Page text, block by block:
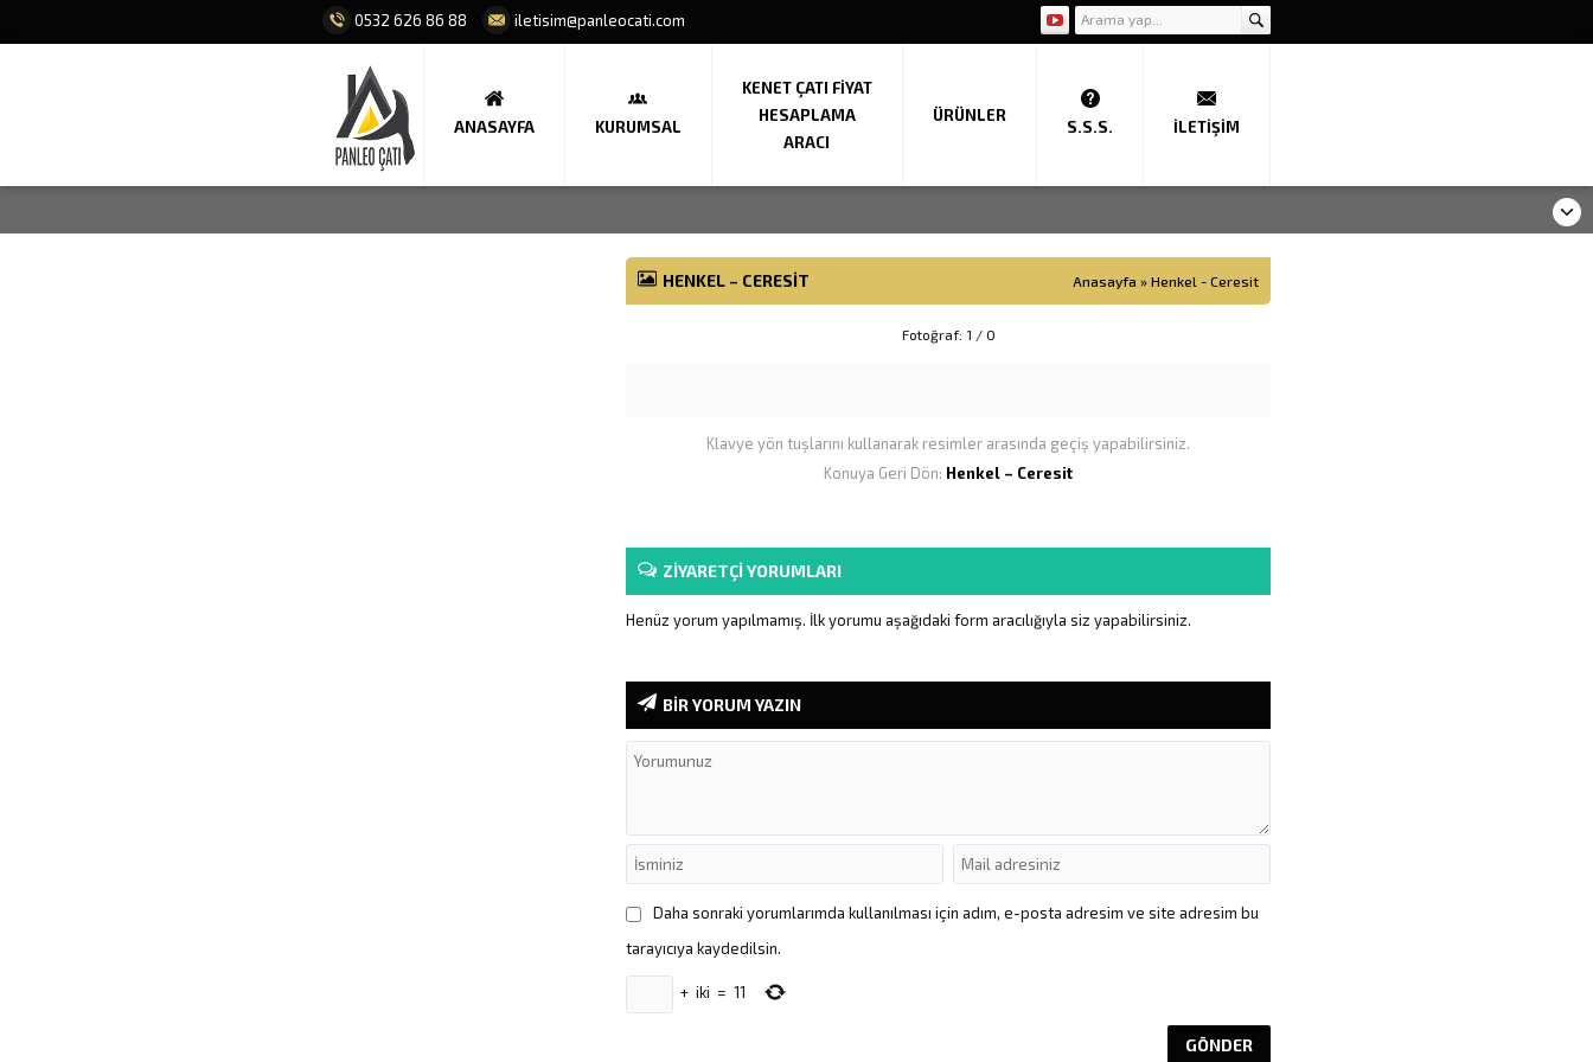
0532 626 86 88 iletisim@panleocati.com
ANASAYFA KURUMSAL
KENET ÇATI FIYAT
HESAPLAMA
ARACI
ÜRÜNLER
S.S.S. İLETIŞIM
HENKEL – CERESIT Anasayfa » Henkel - Ceresit
Fotoğraf: 1 / 0
Klavye yön tuşlarını kullanarak resimler arasında geçiş yapabilirsiniz.
Konuya Geri Dön: Henkel – Ceresit
ZİYARETÇİ YORUMLARI
Henüz yorum yapılmamış. İlk yorumu aşağıdaki form aracılığıyla siz yapabilirsiniz.
BİR YORUM YAZIN
Daha sonraki yorumlarımda kullanılması için adım, e-posta adresim ve site adresim bu
tarayıcıya kaydedilsin.
+ iki = 11